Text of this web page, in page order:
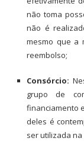
não toma
não é
mesmo que a
reembolso;
Consórcio:
grupo de
financiamento
deles é
ser utilizada na